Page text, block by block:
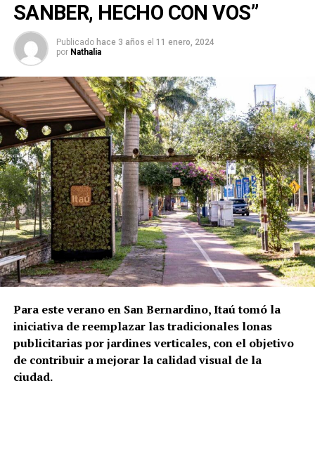
SANBER, HECHO CON VOS”
Publicado hace 3 años el 11 enero, 2024
por Nathalia
Para este verano en San Bernardino, Itaú tomó la
iniciativa de reemplazar las tradicionales lonas
publicitarias por jardines verticales, con el objetivo
de contribuir a mejorar la calidad visual de la
ciudad.